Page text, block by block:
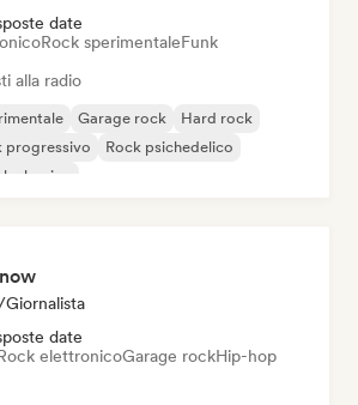
date
Rock sperimentaleFunk
alla radio
Garage rock
Hard rock
progressivo
Rock psichedelico
classico
date
elettronicoGarage rockHip-hop